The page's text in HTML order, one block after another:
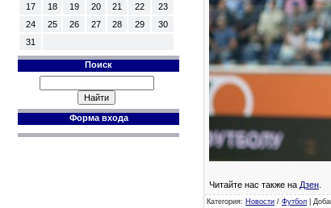
17
18 19 20 21 22
23
24
25 26 27 28 29
30
31
Поиск
Форма входа
Читайте нас также на Дзен
Категория: Новости / Футбол